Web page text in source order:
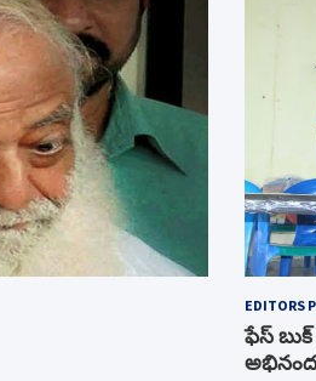
EDITORS
ఫేస్